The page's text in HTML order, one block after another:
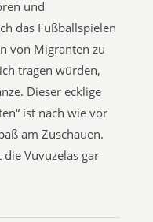
und
das Fußballspielen
von Migranten zu
tragen würden,
Dieser ecklige
ist nach wie vor
am Zuschauen.
Vuvuzelas gar